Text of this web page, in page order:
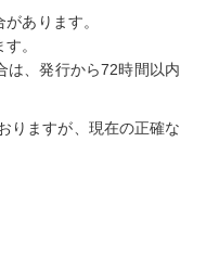
あります。
。
は、発行から72時間以内
りますが、現在の正確な